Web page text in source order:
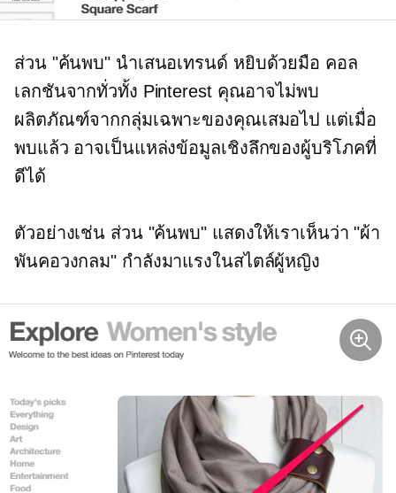
ส่วน "ค้นพบ" นำเสนอเทรนด์ หยิบด้วยมือ คอล
เลกชันจากทั่วทั้ง Pinterest คุณอาจไม่พบ
ผลิตภัณฑ์จากกลุ่มเฉพาะของคุณเสมอไป แต่เมื่อ
พบแล้ว อาจเป็นแหล่งข้อมูลเชิงลึกของผู้บริโภคที่
ดีได้
ตัวอย่างเช่น ส่วน "ค้นพบ" แสดงให้เราเห็นว่า "ผ้า
พันคอวงกลม" กำลังมาแรงในสไตล์ผู้หญิง